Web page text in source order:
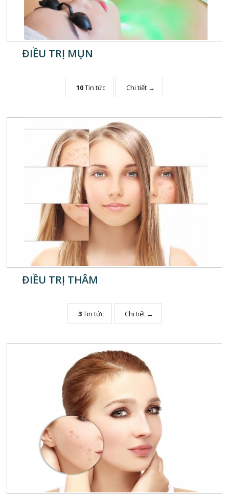
ĐIỀU TRỊ MỤN
10Tin tức Chi tiết →
ĐIỀU TRỊ THÂM
3Tin tức Chi tiết →